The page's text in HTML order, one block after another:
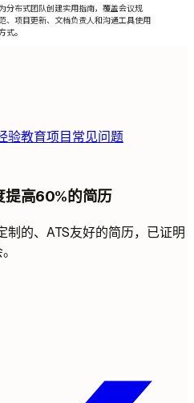
分布式团队创建实用指南，覆盖会议规
、项目更新、文档负责人和沟通工具使用
式。
验教育项目常见问题
提高60%的简历
制的、ATS友好的简历，已证明